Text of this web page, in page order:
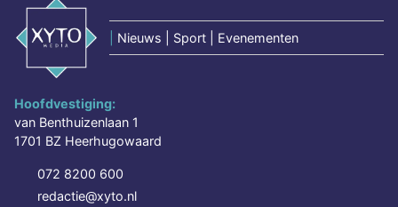
Nieuws | Sport | Evenementen
Hoofdvestiging:
van Benthuizenlaan 1
1701 BZ Heerhugowaard
072 8200 600
redactie@xyto.nl